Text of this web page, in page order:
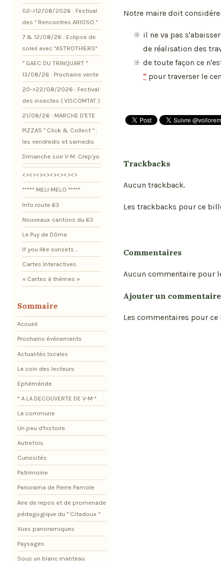
Notre maire doit
il ne va pas
de réalisation des
de toute façon ce
" pour traverser le
Trackbacks
Aucun trackback.
Les trackbacks pour ce
Commentaires
Aucun commentaire pour
Ajouter un commentaire
Les commentaires pour
02->12/08/2026 : Festival
des " Rencontres ARIOSO "
7 & 12/08/26 : Eclipse de
soleil avec "ASTROTHIERS"
" GAEC DU TRINQUART "
13/08/26 : Prochaine vente
20->22/08/2026 : Festival
des insectes ( VISCOMTAT )
21/08/26 : MARCHE D'ETE
PIZZAS " Click & Collect " :
les vendredis et samedis
Dimanche soir V-M: Crep'yo
<><><><><><><><>
***** MELI-MELO *****
Info route 63
Nouveaux cantons du 63
Le Puy de Dôme
If you like sunsets ...
Cartes Interactives
« Cartes à thèmes »
Sommaire
Accueil
Prochains événements
Actualités locales
Le coin des lecteurs
Ephéméride
* A LA DECOUVERTE DE V-M *
La commune
Un peu d'histoire
Autrefois
Curiosités
Patrimoine
Panorama de Pierre Pamole
Aire de repos et de promenade
pédagogique du " Citadoux "
Vues panoramiques
Paysages
Sous un blanc manteau